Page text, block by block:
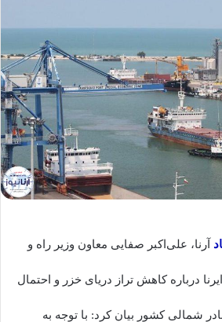
آرنا، علی‌اکبر صفایی معاون وزیر راه و
درباره کاهش تراز دریای خزر و احتمال
شمالی کشور بیان کرد: با توجه به